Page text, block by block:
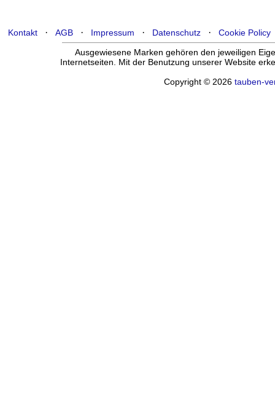
Kontakt· AGB· Impressum · Datenschutz· Cookie Policy
Ausgewiesene Marken gehören den jeweiligen
Internetseiten. Mit der Benutzung unserer Website
Copyright © 2026 tauben-